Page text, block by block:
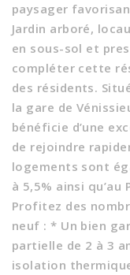
paysager
Jardin arboré,
en sous-sol et
compléter cette
des résidents.
la gare de
bénéficie d’une
de rejoindre
logements sont
à 5,5% ainsi
Profitez des
neuf : * Un bien
partielle de 2 à 3
isolation